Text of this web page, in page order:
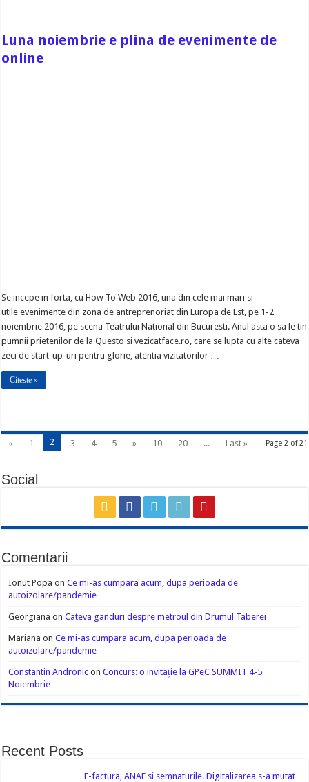
Luna noiembrie e plina de evenimente de
online
Se incepe in forta, cu How To Web 2016, una din cele mai mari si
utile evenimente din zona de antreprenoriat din Europa de Est, pe 1-2
noiembrie 2016, pe scena Teatrului National din Bucuresti. Anul asta o sa le tin
pumnii prietenilor de la Questo si vezicatface.ro, care se lupta cu alte cateva
zeci de start-up-uri pentru glorie, atentia vizitatorilor …
Citeste »
Page 2 of 21
« 1 2 3 4 5 » 10 20 ... Last »
Social
Comentarii
Ionut Popa onCe mi-as cumpara acum, dupa perioada de
autoizolare/pandemie
Georgiana onCateva ganduri despre metroul din Drumul Taberei
Mariana onCe mi-as cumpara acum, dupa perioada de
autoizolare/pandemie
Constantin Andronic onConcurs: o invitație la GPeC SUMMIT 4-5
Noiembrie
Recent Posts
E-factura, ANAF si semnaturile. Digitalizarea s-a mutat